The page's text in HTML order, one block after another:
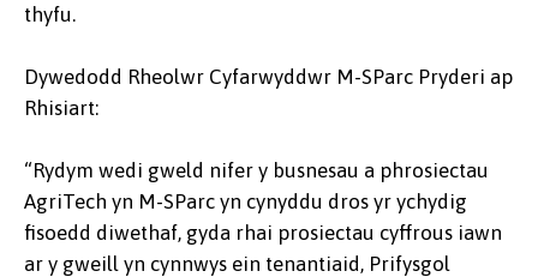
thyfu.
Dywedodd Rheolwr Cyfarwyddwr M-SParc Pryderi ap
Rhisiart:
“Rydym wedi gweld nifer y busnesau a phrosiectau
AgriTech yn M-SParc yn cynyddu dros yr ychydig
fisoedd diwethaf, gyda rhai prosiectau cyffrous iawn
ar y gweill yn cynnwys ein tenantiaid, Prifysgol